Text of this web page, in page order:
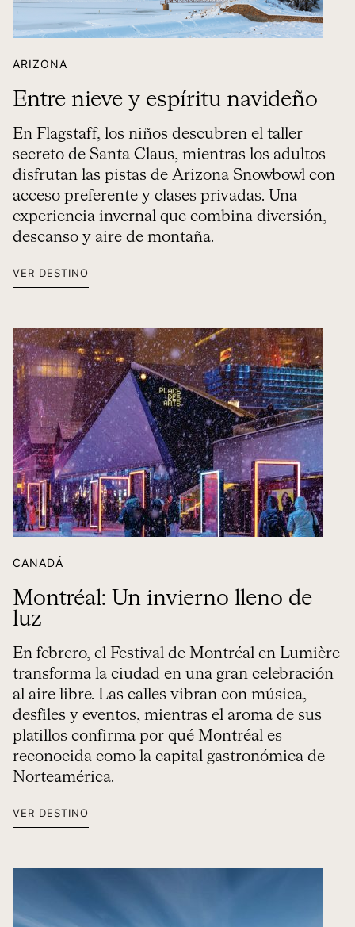
ARIZONA
Entre nieve y espíritu navideño
En Flagstaff, los niños descubren el taller
secreto de Santa Claus, mientras los adultos
disfrutan las pistas de Arizona Snowbowl con
acceso preferente y clases privadas. Una
experiencia invernal que combina diversión,
descanso y aire de montaña.
VER DESTINO
CANADÁ
Montréal: Un invierno lleno de
luz
En febrero, el Festival de Montréal en Lumière
transforma la ciudad en una gran celebración
al aire libre. Las calles vibran con música,
desfiles y eventos, mientras el aroma de sus
platillos confirma por qué Montréal es
reconocida como la capital gastronómica de
Norteamérica.
VER DESTINO